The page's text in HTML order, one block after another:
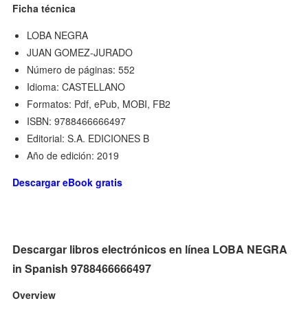
Ficha técnica
LOBA NEGRA
JUAN GOMEZ-JURADO
Número de páginas: 552
Idioma: CASTELLANO
Formatos: Pdf, ePub, MOBI, FB2
ISBN: 9788466666497
Editorial: S.A. EDICIONES B
Año de edición: 2019
Descargar eBook gratis
Descargar libros electrónicos en línea LOBA NEGRA
in Spanish 9788466666497
Overview